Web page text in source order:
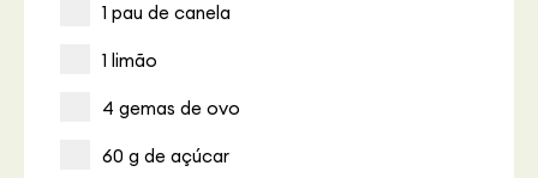
1 pau de canela
1 limão
4 gemas de ovo
60 g de açúcar